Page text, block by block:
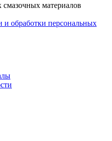
материалов
обработки персональных